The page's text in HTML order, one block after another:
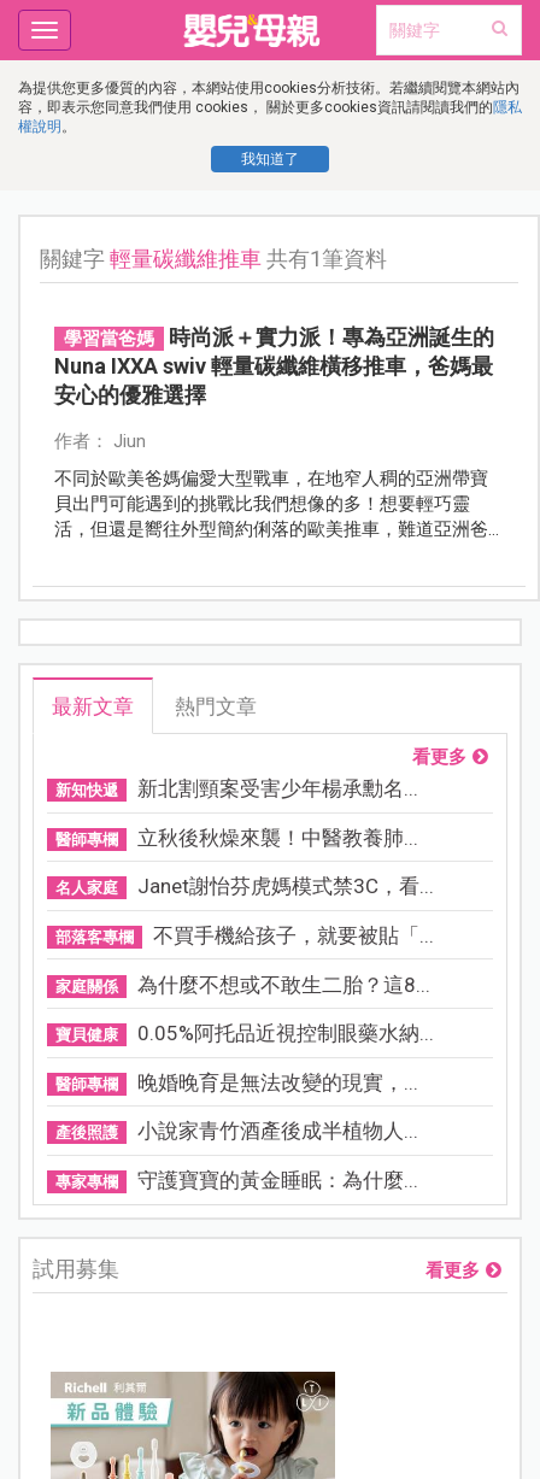
為提供您更多優質的內容，本網站使用cookies分析技術。若繼續閱覽本網站內
容，即表示您同意我們使用 cookies， 關於更多cookies資訊請閱讀我們的隱私
權說明 。
我知道了
Toggle
navigation
關鍵字輕量碳纖維推車共有1筆資料
學習當爸媽
時尚派＋實力派！專為亞洲誕生的
Nuna IXXA swiv 輕量碳纖維橫移推車，爸媽最
安心的優雅選擇
作者： Jiun
不同於歐美爸媽偏愛大型戰車，在地窄人稠的亞洲帶寶
貝出門可能遇到的挑戰比我們想像的多！想要輕巧靈
活，但還是嚮往外型簡約俐落的歐美推車，難道亞洲爸
車》，從材質、操控到貼心細節設計，處處為日常所需
最新文章 熱門文章
看更多
新知快遞 新北割頸案受害少年楊承勳名...
醫師專欄 立秋後秋燥來襲！中醫教養肺...
名人家庭 Janet謝怡芬虎媽模式禁3C，看...
部落客專欄 不買手機給孩子，就要被貼「...
家庭關係 為什麼不想或不敢生二胎？這8...
寶貝健康 0.05%阿托品近視控制眼藥水納...
醫師專欄 晚婚晚育是無法改變的現實，...
產後照護 小說家青竹酒產後成半植物人...
專家專欄 守護寶寶的黃金睡眠：為什麼...
試用募集 看更多